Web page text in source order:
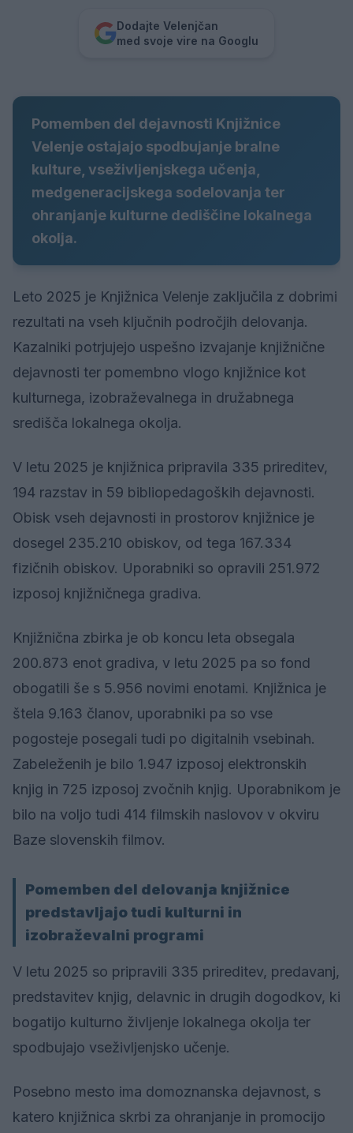
Dodajte Velenjčan
med svoje vire na Googlu
Pomemben del dejavnosti Knjižnice
Velenje ostajajo spodbujanje bralne
kulture, vseživljenjskega učenja,
medgeneracijskega sodelovanja ter
ohranjanje kulturne dediščine lokalnega
okolja.
Leto 2025 je Knjižnica Velenje zaključila z dobrimi
rezultati na vseh ključnih področjih delovanja.
Kazalniki potrjujejo uspešno izvajanje knjižnične
dejavnosti ter pomembno vlogo knjižnice kot
kulturnega, izobraževalnega in družabnega
središča lokalnega okolja.
V letu 2025 je knjižnica pripravila 335 prireditev,
194 razstav in 59 bibliopedagoških dejavnosti.
Obisk vseh dejavnosti in prostorov knjižnice je
dosegel 235.210 obiskov, od tega 167.334
fizičnih obiskov. Uporabniki so opravili 251.972
izposoj knjižničnega gradiva.
Knjižnična zbirka je ob koncu leta obsegala
200.873 enot gradiva, v letu 2025 pa so fond
obogatili še s 5.956 novimi enotami. Knjižnica je
štela 9.163 članov, uporabniki pa so vse
pogosteje posegali tudi po digitalnih vsebinah.
Zabeleženih je bilo 1.947 izposoj elektronskih
knjig in 725 izposoj zvočnih knjig. Uporabnikom je
bilo na voljo tudi 414 filmskih naslovov v okviru
Baze slovenskih filmov.
Pomemben del delovanja knjižnice
predstavljajo tudi kulturni in
izobraževalni programi
V letu 2025 so pripravili 335 prireditev, predavanj,
predstavitev knjig, delavnic in drugih dogodkov, ki
bogatijo kulturno življenje lokalnega okolja ter
spodbujajo vseživljenjsko učenje.
Posebno mesto ima domoznanska dejavnost, s
katero knjižnica skrbi za ohranjanje in promocijo